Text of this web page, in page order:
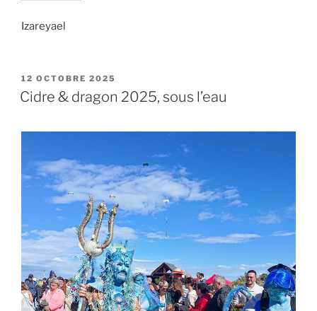
Izareyael
PUBLIÉ
LE
12 OCTOBRE 2025
Cidre & dragon 2025, sous l’eau